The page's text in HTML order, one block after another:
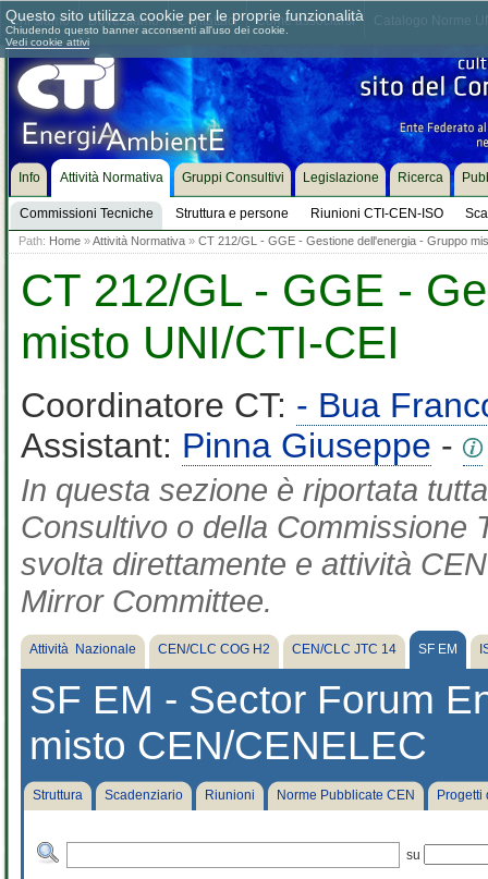
Chi siamo Dove siamo Contattaci Come associarsi
Info Attività Normativa
Commissioni Tecniche Struttura e persone Riunioni CTI-CEN-ISO
Gruppi Consultivi Legislazione Ricerca
Path: Home »Attività Normativa » CT 212/GL - GGE - Gestione dell'energia - Gruppo
CT 212/GL - GGE -
misto UNI/CTI-CEI
Coordinatore CT: - Bua
Assistant: Pinna Giuseppe -
In questa sezione è riportata
Consultivo o della Commissione
svolta direttamente e attività
Mirror Committee.
Attività Nazionale CEN/CLC COG H2 CEN/CLC JTC 14 SF EM
SF EM - Sector Forum
misto CEN/CENELEC
Struttura Scadenziario Riunioni Norme Pubblicate CEN Progetti
su
Questo sito utilizza cookie per le proprie funzionalità
Chiudendo questo banner acconsenti all'uso dei cookie.
Vedi cookie attivi